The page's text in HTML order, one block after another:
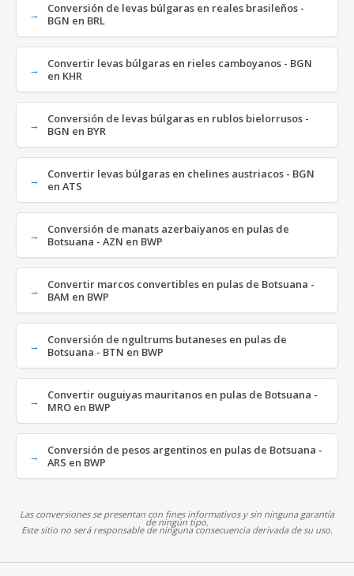
Conversión de levas búlgaras en reales brasileños -
BGN en BRL
Convertir levas búlgaras en rieles camboyanos - BGN
en KHR
Conversión de levas búlgaras en rublos bielorrusos -
BGN en BYR
Convertir levas búlgaras en chelines austriacos - BGN
en ATS
Conversión de manats azerbaiyanos en pulas de
Botsuana - AZN en BWP
Convertir marcos convertibles en pulas de Botsuana -
BAM en BWP
Conversión de ngultrums butaneses en pulas de
Botsuana - BTN en BWP
Convertir ouguiyas mauritanos en pulas de Botsuana -
MRO en BWP
Conversión de pesos argentinos en pulas de Botsuana -
ARS en BWP
Las conversiones se presentan con fines informativos y sin ninguna garantía
de ningún tipo.
Este sitio no será responsable de ninguna consecuencia derivada de su uso.